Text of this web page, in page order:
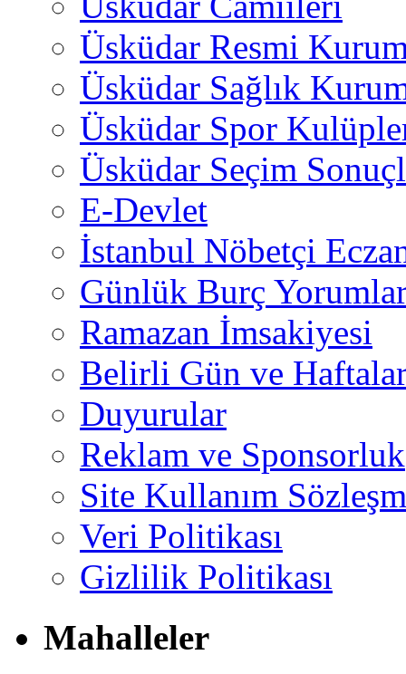
Üsküdar Resmi
Üsküdar Sağlık
Üsküdar Spor
Üsküdar Seçim
E-Devlet
İstanbul Nöbetçi
Günlük Burç
Ramazan İmsakiyesi
Belirli Gün ve
Duyurular
Reklam ve Sponsorluk
Site Kullanım
Veri Politikası
Gizlilik Politikası
Mahalleler